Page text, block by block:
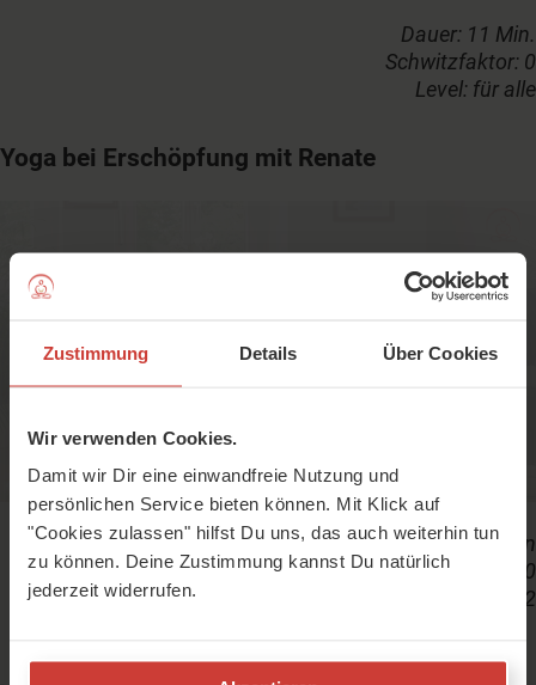
Zustimmung Details Über Cookies
Wir verwenden Cookies.
Damit wir Dir eine einwandfreie Nutzung und
persönlichen Service bieten können. Mit Klick auf
"Cookies zulassen" hilfst Du uns, das auch weiterhin tun
zu können. Deine Zustimmung kannst Du natürlich
jederzeit widerrufen.
Dauer: 11 Min.
Schwitzfaktor: 0
Level: für alle
Yoga bei Erschöpfung mit Renate
oder
Kostenlos registrieren
Dauer: 26 Min
Schwitzfaktor: 30
Level: 2